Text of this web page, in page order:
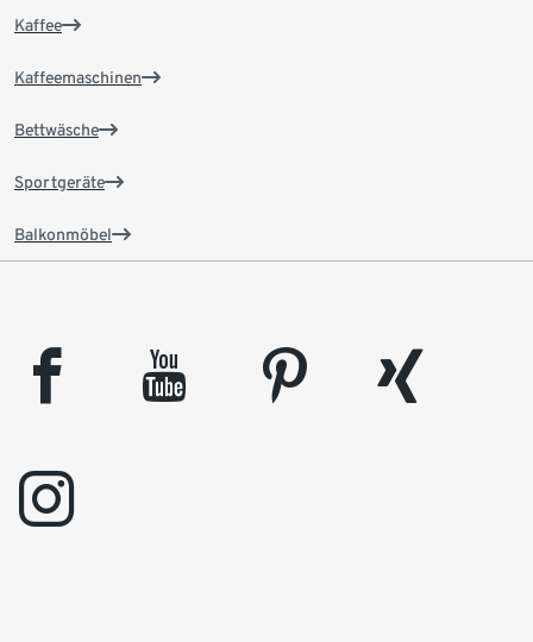
Kaffee
Kaffeemaschinen
Bettwäsche
Sportgeräte
Balkonmöbel
facebook youtube pinterest
xing
instagram